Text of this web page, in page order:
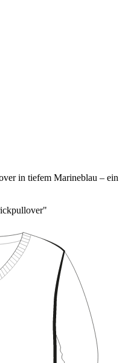
in tiefem Marineblau – ein